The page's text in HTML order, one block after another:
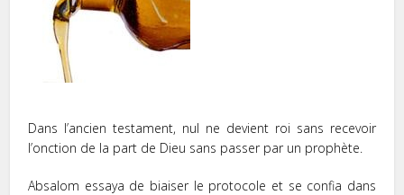
Dans l’ancien testament, nul ne devient roi sans recevoir
l’onction de la part de Dieu sans passer par un prophète.
Absalom essaya de biaiser le protocole et se confia dans